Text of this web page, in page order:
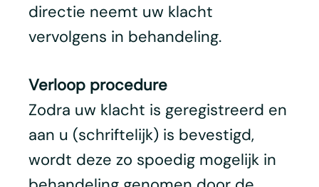
directie neemt uw klacht
vervolgens in behandeling.
Verloop procedure
Zodra uw klacht is geregistreerd en
aan u (schriftelijk) is bevestigd,
wordt deze zo spoedig mogelijk in